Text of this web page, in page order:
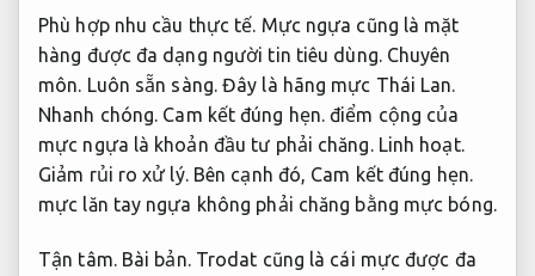
Phù hợp nhu cầu thực tế. Mực ngựa cũng là mặt
hàng được đa dạng người tin tiêu dùng. Chuyên
môn. Luôn sẵn sàng.Đây là hãng mực Thái Lan.
Nhanh chóng. Cam kết đúng hẹn. điểm cộng của
mực ngựa là khoản đầu tư phải chăng. Linh hoạt.
Giảm rủi ro xử lý.Bên cạnh đó, Cam kết đúng hẹn.
mực lăn tay ngựa không phải chăng bằng mực bóng.
Tận tâm. Bài bản. Trodat cũng là cái mực được đa